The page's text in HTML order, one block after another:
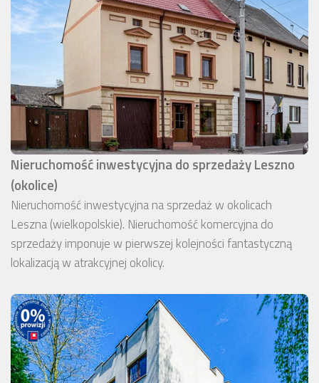
Nieruchomość inwestycyjna do sprzedaży Leszno
(okolice)
Nieruchomość inwestycyjna na sprzedaż w okolicach
Leszna (wielkopolskie). Nieruchomość komercyjna do
sprzedaży imponuje w pierwszej kolejności fantastyczną
lokalizacją w atrakcyjnej okolicy.